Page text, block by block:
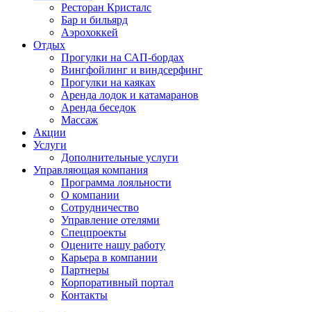
Ресторан Кристалс
Бар и бильярд
Аэрохоккей
Отдых
Прогулки на САП-бордах
Вингфойлинг и виндсерфинг
Прогулки на каяках
Аренда лодок и катамаранов
Аренда беседок
Массаж
Акции
Услуги
Дополнительные услуги
Управляющая компания
Программа лояльности
О компании
Сотрудничество
Управление отелями
Спецпроекты
Оцените нашу работу
Карьера в компании
Партнеры
Корпоративный портал
Контакты